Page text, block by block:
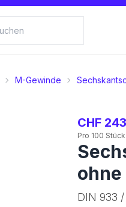
M-Gewinde
CHF
Pro 100 Stück
DIN 933